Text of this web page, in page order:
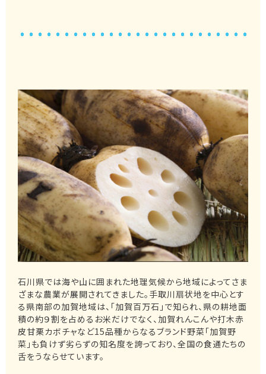
石川県では海や山に囲まれた地理気候から地域によってさま
ざまな農業が展開されてきました。手取川扇状地を中心とす
る県南部の加賀地域は、「加賀百万石」で知られ、県の耕地面
積の約９割を占めるお米だけでなく、加賀れんこんや打木赤
皮甘栗カボチャなど15品種からなるブランド野菜「加賀野
菜」も負けず劣らずの知名度を誇っており、全国の食通たちの
舌をうならせています。